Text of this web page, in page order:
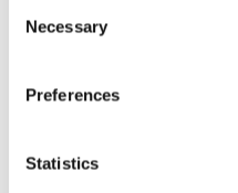
Selection
Necessary
Preferences
Statistics